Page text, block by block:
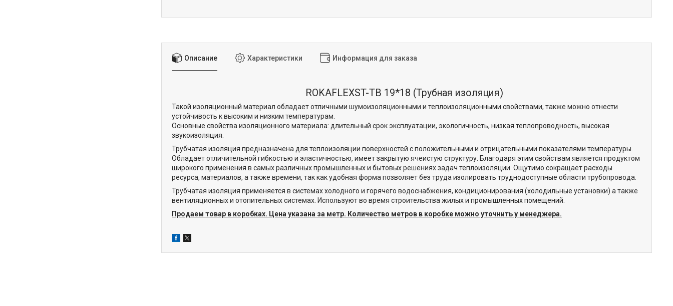
Описание Характеристики Информация для заказа
ROKAFLEXST-TB 19*18 (Трубная изоляция)
Такой изоляционный материал обладает отличными шумоизоляционными и теплоизоляционными свойствами, также можно отнести
устойчивость к высоким и низким температурам.
Основные свойства изоляционного материала: длительный срок эксплуатации, экологичность, низкая теплопроводность, высокая
звукоизоляция.
Трубчатая изоляция предназначена для теплоизоляции поверхностей с положительными и отрицательными показателями температуры.
Обладает отличительной гибкостью и эластичностью, имеет закрытую ячеистую структуру. Благодаря этим свойствам является продуктом
широкого применения в самых различных промышленных и бытовых решениях задач теплоизоляции. Ощутимо сокращает расходы
ресурса, материалов, а также времени, так как удобная форма позволяет без труда изолировать труднодоступные области трубопровода.
Трубчатая изоляция применяется в системах холодного и горячего водоснабжения, кондиционирования (холодильные установки) а также
вентиляционных и отопительных системах. Используют во время строительства жилых и промышленных помещений.
Продаем товар в коробках. Цена указана за метр. Количество метров в коробке можно уточнить у менеджера.